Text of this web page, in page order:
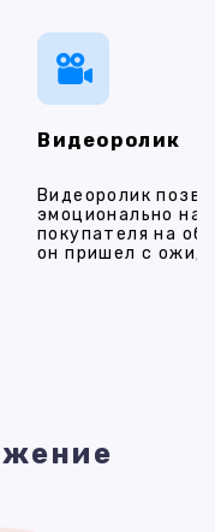
Видеоролик
Видеоролик
эмоционально
покупателя на
он пришел с